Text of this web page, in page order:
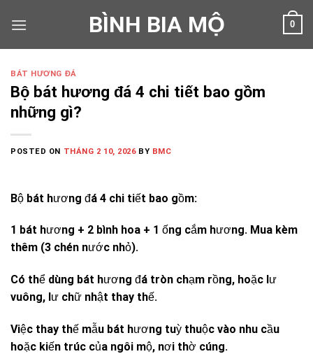
BÌNH BIA MỘ 0
BÁT HƯƠNG ĐÁ
Bộ bát hương đá 4 chi tiết bao gồm
những gì?
POSTED ON THÁNG 2 10, 2026 BY BMC
Bộ bát hương đá 4 chi tiết bao gồm:
1 bát hương + 2 bình hoa + 1 ống cắm hương. Mua kèm
thêm (3 chén nước nhỏ).
Có thể dùng bát hương đá tròn chạm rồng, hoặc lư
vuông, lư chữ nhật thay thế.
Việc thay thế mẫu bát hương tuỳ thuộc vào nhu cầu
hoặc kiến trúc của ngôi mộ, nơi thờ cúng.